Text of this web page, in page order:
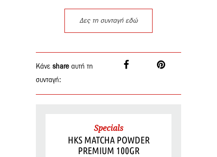
Δες τη συνταγή εδώ
Κάνε share αυτή τη
συνταγή:
Specials
HKS MATCHA POWDER
PREMIUM 100GR